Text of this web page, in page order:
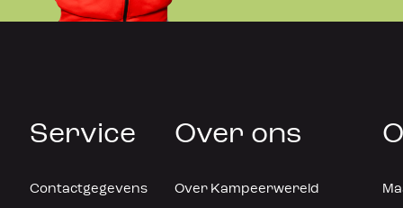
Service
Contactgegevens
Over ons
Over Kampeerwereld